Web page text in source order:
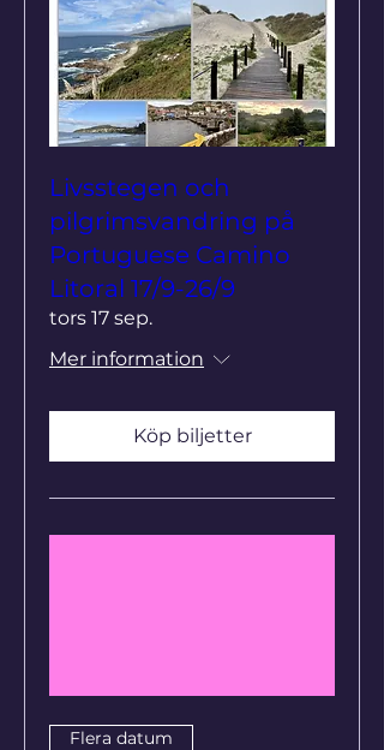
Livsstegen och
pilgrimsvandring på
Portuguese Camino
Litoral 17/9-26/9
tors 17 sep.
Mer information
Köp biljetter
Flera datum